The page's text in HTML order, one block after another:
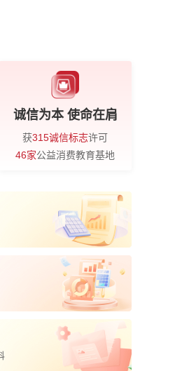
诚信为本 使命在肩
获315诚信标志许可
46家公益消费教育基地